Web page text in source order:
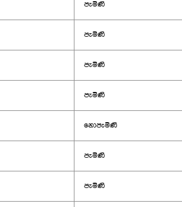
පැමිණි
පැමිණි
පැමිණි
පැමිණි
නොපැමිණි
පැමිණි
පැමිණි